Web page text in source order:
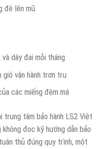
đè lên mũ
dây đai mỗi tháng
gió vận hành trơn tru
các miếng đệm má
trung tâm bảo hành LS2 Việt
đọc kỹ hướng dẫn bảo
thủ đúng quy trình, một